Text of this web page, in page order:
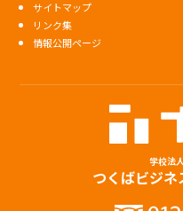
サイトマップ
リンク集
情報公開ページ
学校法
つくばビジ